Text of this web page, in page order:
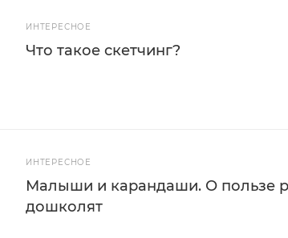
ИНТЕРЕСНОЕ
Что такое скетчинг?
ИНТЕРЕСНОЕ
Малыши и карандаши. О пользе
дошколят